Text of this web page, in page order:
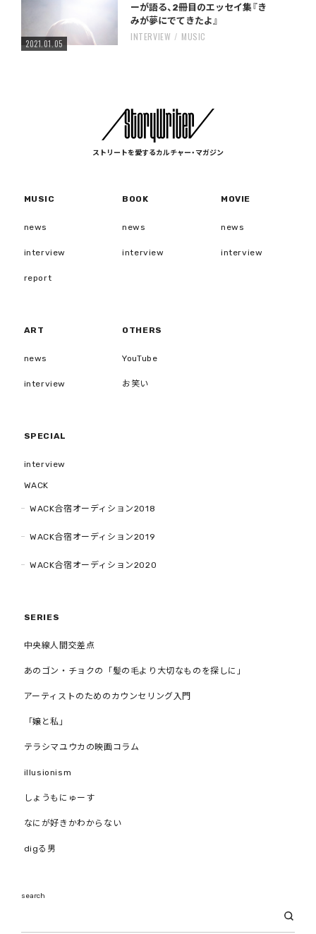
2021.01.05
ーが語る、2冊目のエッセイ集『き
みが夢にでてきたよ』
INTERVIEW MUSIC
ストリートを愛するカルチャー・マガジン
MUSIC
news
interview
report
BOOK
news
interview
MOVIE
news
interview
ART
news
interview
OTHERS
YouTube
お笑い
SPECIAL
interview
WACK
WACK合宿オーディション2018
WACK合宿オーディション2019
WACK合宿オーディション2020
SERIES
中央線人間交差点
あのゴン・チョクの「髪の毛より大切なものを探しに」
アーティストのためのカウンセリング入門
「嬢と私」
テラシマユウカの映画コラム
illusionism
しょうもにゅーす
なにが好きかわからない
digる男
search